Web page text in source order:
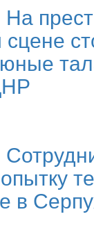
На
сцене
в